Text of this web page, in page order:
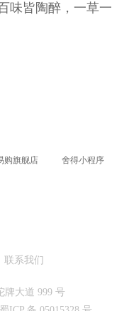
味皆陶醉，一草一
购旗舰店 舍得小程序
联系我们
牌大道 999 号